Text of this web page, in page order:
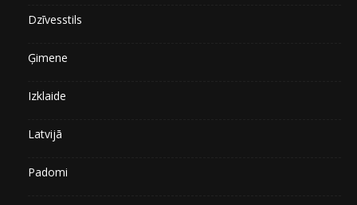
Dzīvesstils
Ģimene
Izklaide
Latvijā
Padomi